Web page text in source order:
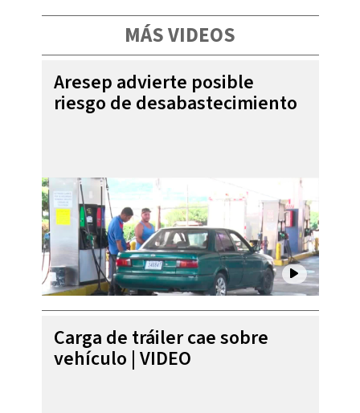
MÁS VIDEOS
Aresep advierte posible
riesgo de desabastecimiento
Carga de tráiler cae sobre
vehículo | VIDEO